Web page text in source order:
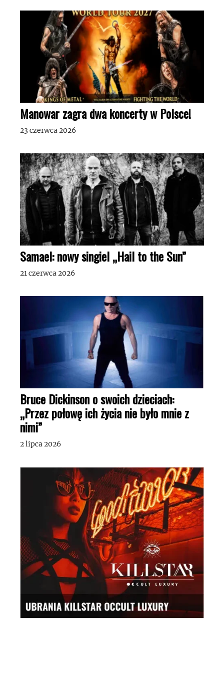
Manowar zagra dwa koncerty w Polsce!
23 czerwca 2026
Samael: nowy singiel „Hail to the Sun”
21 czerwca 2026
Bruce Dickinson o swoich dzieciach:
„Przez połowę ich życia nie było mnie z
nimi”
2 lipca 2026